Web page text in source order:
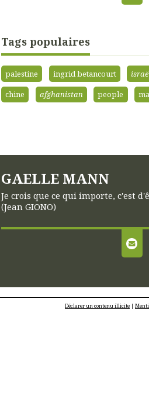
Tags populaires
palestine ingrid betancourt
chine
afghanistan people
GAELLE MANN
Je crois que ce qui importe, c'est
(Jean GIONO)
Déclarer un contenu illicite |